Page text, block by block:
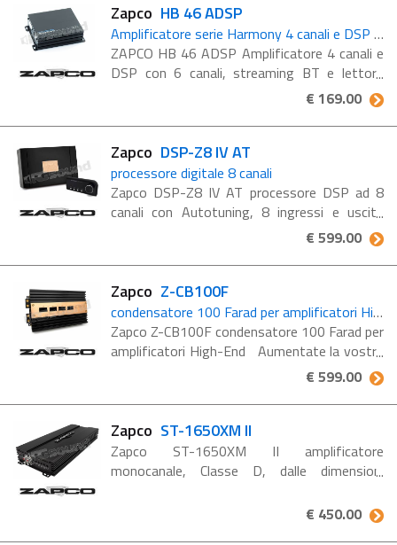
Zapco HB 46 ADSP
Amplificatore serie Harmony 4 canali e DSP 6 canali
ZAPCO HB 46 ADSP Amplificatore 4 canali e
DSP con 6 canali, streaming BT e lettore
musicale serie Harmony Lo Zapco HB 46
ADSP, conosciuto anche come “Charlie”, è un
processore ...
€ 169.00
Zapco DSP-Z8 IV AT
processore digitale 8 canali
Zapco DSP-Z8 IV AT processore DSP ad 8
canali con Autotuning, 8 ingressi e uscite
RCA, HD-BT opzionale Processore DSP:
Cirrus Logic CS47048 Potenza: 150
MHz/32 bit/192 ...
€ 599.00
Zapco Z-CB100F
condensatore 100 Farad per amplificatori High-End
Zapco Z-CB100F condensatore 100 Farad per
amplificatori High-End Aumentate la vostra
capacità di alimentazione con il nuovo
supercondensatore Zapco da 100 Farad. 6
supercondensatori ...
€ 599.00
Zapco ST-1650XM II
Zapco ST-1650XM II amplificatore
monocanale, Classe D, dalle dimensioni
@ 4 Ohm. Due amplificatori ST-1650XM II
€ 450.00